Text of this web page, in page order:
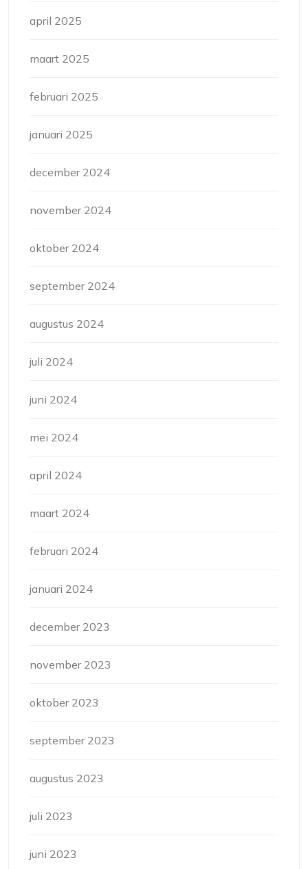
april 2025
maart 2025
februari 2025
januari 2025
december 2024
november 2024
oktober 2024
september 2024
augustus 2024
juli 2024
juni 2024
mei 2024
april 2024
maart 2024
februari 2024
januari 2024
december 2023
november 2023
oktober 2023
september 2023
augustus 2023
juli 2023
juni 2023